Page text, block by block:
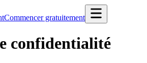
Commencer gratuitement
confidentialité